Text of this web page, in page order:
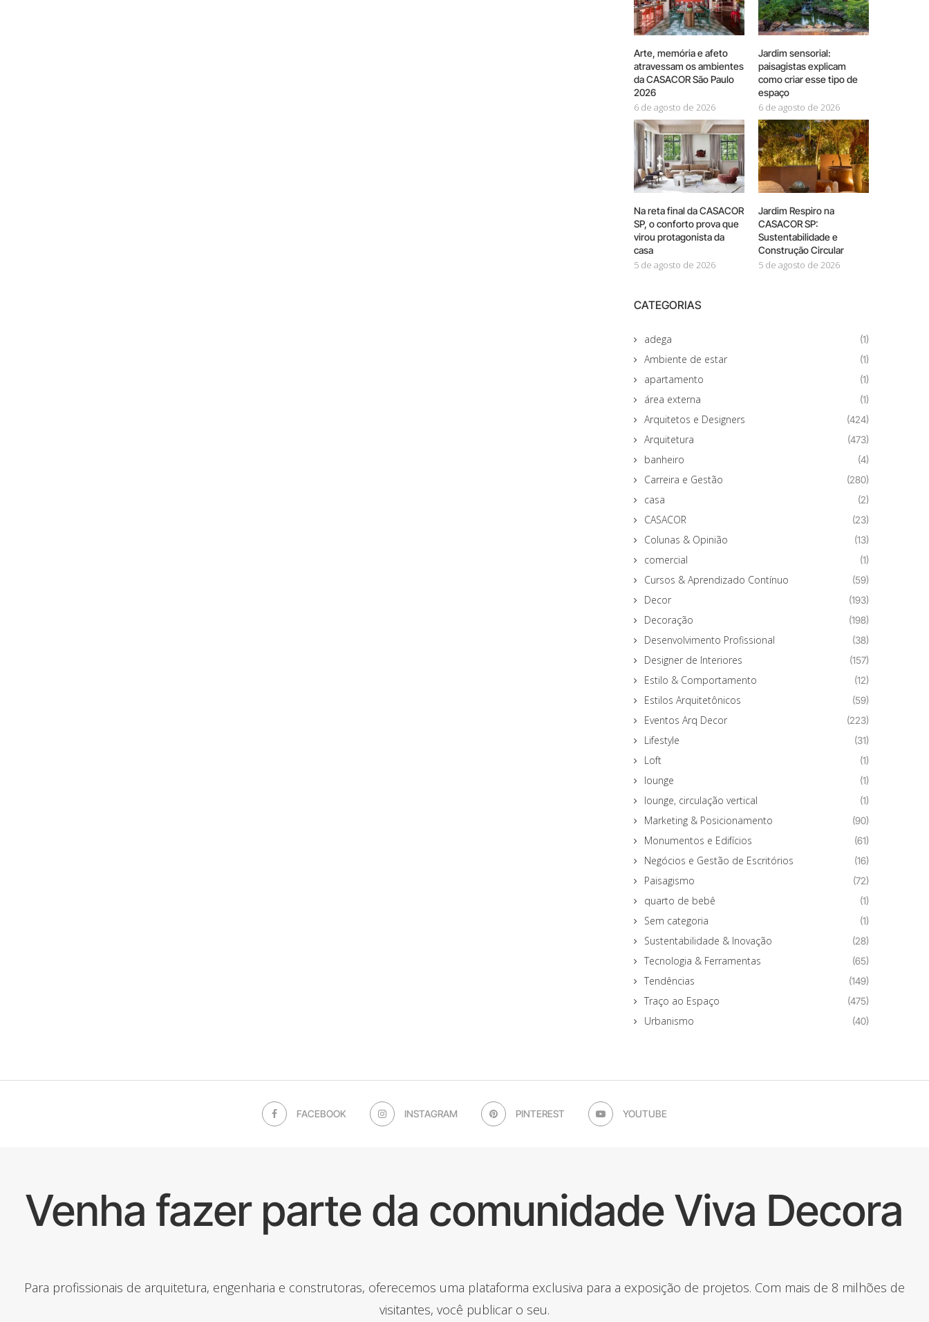
Arte, memória e afeto
atravessam os ambientes
da CASACOR São Paulo
2026
6 de agosto de 2026
Jardim sensorial:
paisagistas explicam
como criar esse tipo de
espaço
6 de agosto de 2026
Na reta final da CASACOR
SP, o conforto prova que
virou protagonista da
casa
5 de agosto de 2026
Jardim Respiro na
CASACOR SP:
Sustentabilidade e
Construção Circular
5 de agosto de 2026
CATEGORIAS
adega (1)
Ambiente de estar (1)
apartamento (1)
área externa (1)
Arquitetos e Designers (424)
Arquitetura (473)
banheiro (4)
Carreira e Gestão (280)
casa (2)
CASACOR (23)
Colunas & Opinião (13)
comercial (1)
Cursos & Aprendizado Contínuo (59)
Decor (193)
Decoração (198)
Desenvolvimento Profissional (38)
Designer de Interiores (157)
Estilo & Comportamento (12)
Estilos Arquitetônicos (59)
Eventos Arq Decor (223)
Lifestyle (31)
Loft (1)
lounge (1)
lounge, circulação vertical (1)
Marketing & Posicionamento (90)
Monumentos e Edifícios (61)
Negócios e Gestão de Escritórios (16)
Paisagismo (72)
quarto de bebê (1)
Sem categoria (1)
Sustentabilidade & Inovação (28)
Tecnologia & Ferramentas (65)
Tendências (149)
Traço ao Espaço (475)
Urbanismo (40)
FACEBOOK INSTAGRAM PINTEREST YOUTUBE
Venha fazer parte da comunidade Viva Decora
Para profissionais de arquitetura, engenharia e construtoras, oferecemos uma plataforma exclusiva para a exposição de projetos. Com mais de 8 milhões de
visitantes, você publicar o seu.